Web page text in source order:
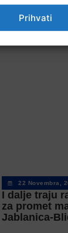
Prihvati
22 Novembra,
I dalje traju
za promet
Jablanica-